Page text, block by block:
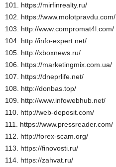
101. https://mirfinrealty.ru/
102. https://www.molotpravdu.com/
103. http://www.compromat4l.com/
104. http://info-expert.net/
105. http://xboxnews.ru/
106. https://marketingmix.com.ua/
107. https://dneprlife.net/
108. http://donbas.top/
109. http://www.infowebhub.net/
110. http://web-deposit.com/
111. https://www.pressreader.com/
112. http://forex-scam.org/
113. https://finovosti.ru/
114. https://zahvat.ru/